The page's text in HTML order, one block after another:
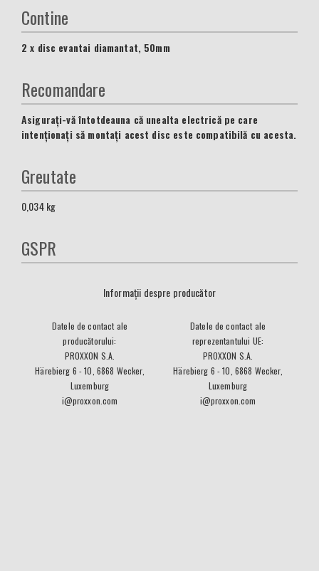
Contine
2 x disc evantai diamantat, 50mm
Recomandare
Asigurați-vă întotdeauna că unealta electrică pe care
intenționați să montați acest disc este compatibilă cu acesta.
Greutate
0,034kg
GSPR
Informații despre producător
Datele de contact ale
producătorului:
PROXXON S.A.
Härebierg 6 - 10, 6868 Wecker,
Luxemburg
i@proxxon.com
Datele de contact ale
reprezentantului UE:
PROXXON S.A.
Härebierg 6 - 10, 6868 Wecker,
Luxemburg
i@proxxon.com